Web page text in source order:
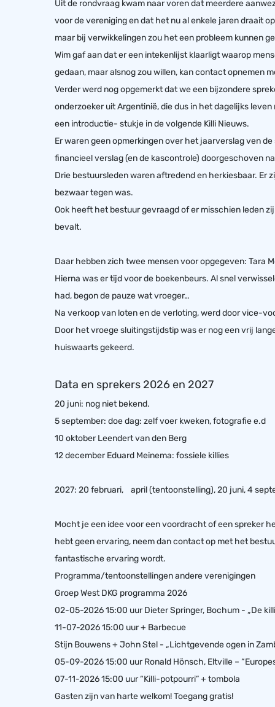
Uit de rondvraag kwam naar voren dat meerdere
voor de vereniging en dat het nu al enkele jaren draait
maar bij verwikkelingen zou het een probleem kunnen
Wim gaf aan dat er een intekenlijst klaarligt waarop
gedaan, maar alsnog zou willen, kan contact opnemen
Verder werd nog opgemerkt dat we een bijzondere
onderzoeker uit Argentinië, die dus in het dagelijks
een introductie- stukje in de volgende Killi Nieuws.
Er waren geen opmerkingen over het jaarverslag ven
financieel verslag (en de kascontrole) doorgeschoven
Drie bestuursleden waren aftredend en herkiesbaar. Er
bezwaar tegen was.
Ook heeft het bestuur gevraagd of er misschien leden
bevalt.
Daar hebben zich twee mensen voor opgegeven: Tara
Hierna was er tijd voor de boekenbeurs. Al snel
had, begon de pauze wat vroeger…
Na verkoop van loten en de verloting, werd door vice-
Door het vroege sluitingstijdstip was er nog een vrij
huiswaarts gekeerd.
Data en sprekers 2026 en 2027
20 juni: nog niet bekend.
5 september: doe dag: zelf voer kweken, fotografie e.d
10 oktober Leendert van den Berg
12 december Eduard Meinema: fossiele killies
2027: 20 februari, april (tentoonstelling), 20 juni, 4
Mocht je een idee voor een voordracht of een spreker
hebt geen ervaring, neem dan contact op met het
fantastische ervaring wordt.
Programma/tentoonstellingen andere verenigingen
Groep West DKG programma 2026
02-05-2026 15:00 uur Dieter Springer, Bochum - „De
11-07-2026 15:00 uur + Barbecue
Stijn Bouwens + John Stel - „Lichtgevende ogen in
05-09-2026 15:00 uur Ronald Hönsch, Eltville –
07-11-2026 15:00 uur “Killi-potpourri” + tombola
Gasten zijn van harte welkom! Toegang gratis!